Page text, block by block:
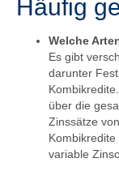
Häufig
Welche
Es gibt
darunter
über die
Zinssätze
variable